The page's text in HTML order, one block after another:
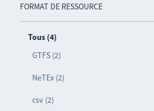
FORMAT DE RESSOURCE
Tous (4)
GTFS (2)
NeTEx (2)
csv (2)